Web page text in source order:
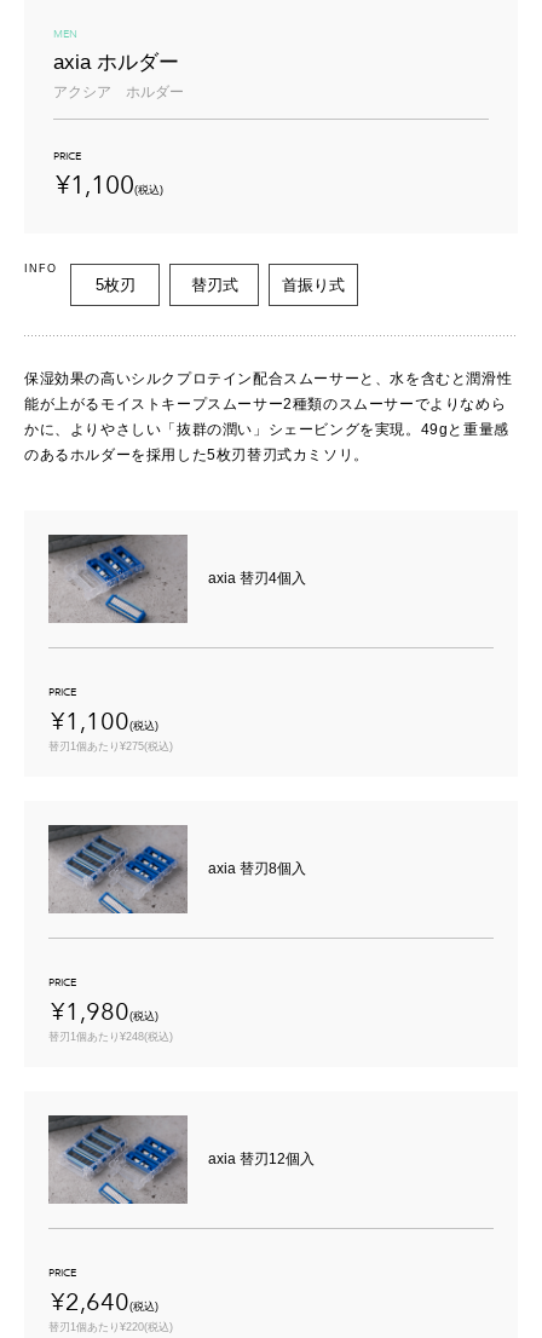
MEN
axia ホルダー
アクシア ホルダー
PRICE
¥1,100(税込)
INFO
5枚刃 替刃式 首振り式
保湿効果の高いシルクプロテイン配合スムーサーと、水を含むと潤滑性
能が上がるモイストキープスムーサー2種類のスムーサーでよりなめら
かに、よりやさしい「抜群の潤い」シェービングを実現。49gと重量感
のあるホルダーを採用した5枚刃替刃式カミソリ。
axia 替刃4個入
PRICE
¥1,100(税込)
替刃1個あたり¥275(税込)
axia 替刃8個入
PRICE
¥1,980(税込)
替刃1個あたり¥248(税込)
axia 替刃12個入
PRICE
¥2,640(税込)
替刃1個あたり¥220(税込)